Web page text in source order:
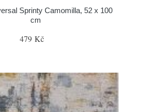
Sprinty Camomilla, 52 x 100
cm
479 Kč